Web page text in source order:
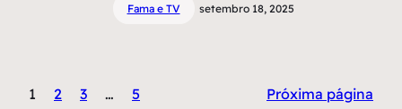
Fama e TV setembro 18, 2025
1 2 3 … 5 Próxima página